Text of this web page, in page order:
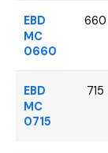
EBD
MC
0660
660
EBD
MC
0715
715